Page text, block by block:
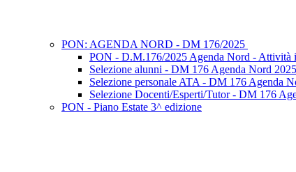
PON: AGENDA NORD - DM 176/2025
PON - D.M.176/2025 Agenda Nord - Attività
Selezione alunni - DM 176 Agenda Nord
Selezione personale ATA - DM 176 Agenda
Selezione Docenti/Esperti/Tutor - DM 176
PON - Piano Estate 3^ edizione